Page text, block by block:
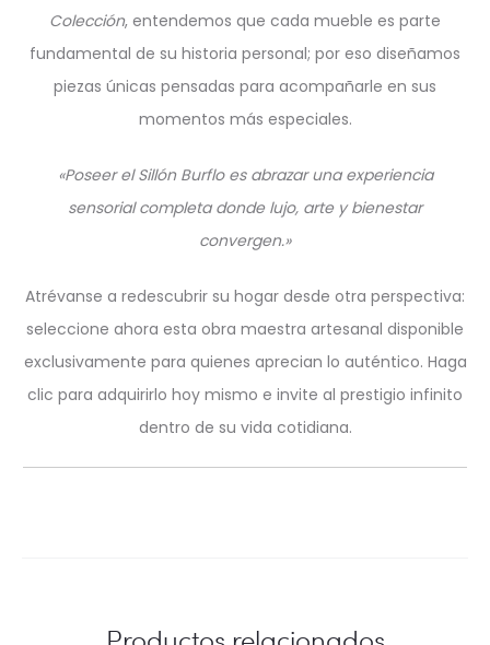
Colección, entendemos que cada mueble es parte
fundamental de su historia personal; por eso diseñamos
piezas únicas pensadas para acompañarle en sus
momentos más especiales.
«Poseer el Sillón Burflo es abrazar una experiencia
sensorial completa donde lujo, arte y bienestar
convergen.»
Atrévanse a redescubrir su hogar desde otra perspectiva:
seleccione ahora esta obra maestra artesanal disponible
exclusivamente para quienes aprecian lo auténtico. Haga
clic para adquirirlo hoy mismo e invite al prestigio infinito
dentro de su vida cotidiana.